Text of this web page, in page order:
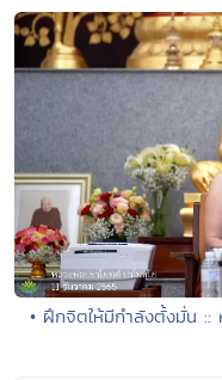
• ฝึกจิตให้มีกำลังตั้งมั่น ::